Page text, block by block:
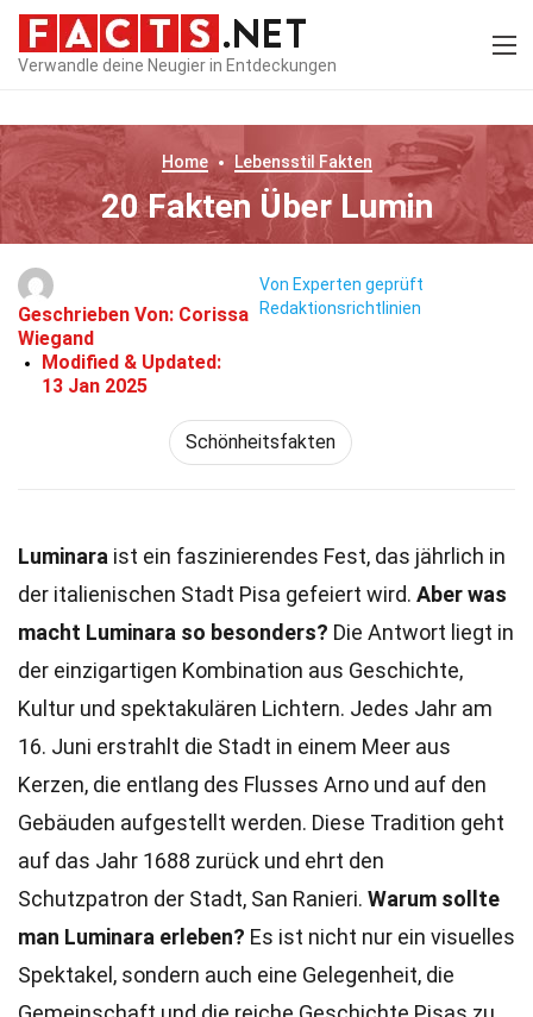
Verwandle deine Neugier in Entdeckungen
Home Lebensstil Fakten
20 Fakten Über Lumin
Geschrieben Von: Corissa
Wiegand
Modified & Updated:
13 Jan 2025
Von Experten geprüft
Redaktionsrichtlinien
Schönheitsfakten
Luminara ist ein faszinierendes Fest, das jährlich in
der italienischen Stadt Pisa gefeiert wird. Aber was
macht Luminara so besonders? Die Antwort liegt in
der einzigartigen Kombination aus Geschichte,
Kultur und spektakulären Lichtern. Jedes Jahr am
16. Juni erstrahlt die Stadt in einem Meer aus
Kerzen, die entlang des Flusses Arno und auf den
Gebäuden aufgestellt werden. Diese Tradition geht
auf das Jahr 1688 zurück und ehrt den
Schutzpatron der Stadt, San Ranieri. Warum sollte
man Luminara erleben? Es ist nicht nur ein visuelles
Spektakel, sondern auch eine Gelegenheit, die